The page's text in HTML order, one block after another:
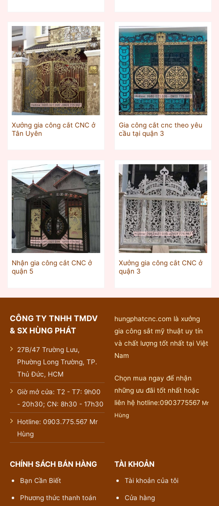
Xưởng gia công cắt CNC ở
Tân Uyên
Gia công cắt cnc theo yêu
cầu tại quận 3
Nhận gia công cắt CNC ở
quận 5
Xưởng gia công cắt CNC ở
quận 3
CÔNG TY TNHH TMDV
& SX HÙNG PHÁT
27B/47 Trường Lưu,
Phường Long Trường, TP.
Thủ Đức, HCM
Giờ mở cửa: T2 - T7: 9h00
- 20h30; CN: 8h30 - 17h30
Hotline: 0903.775.567 Mr
Hùng
hungphatcnc.com là xưởng
gia công sắt mỹ thuật uy tín
và chất lượng tốt nhất tại Việt
Nam
Chọn mua ngay để nhận
những ưu đãi tốt nhất hoặc
liên hệ hotline:0903775567 Mr
Hùng
CHÍNH SÁCH BÁN HÀNG
Bạn Cần Biết
Phương thức thanh toán
TÀI KHOẢN
Tài khoản của tôi
Cửa hàng